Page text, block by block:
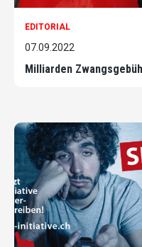
EDITORIAL
07.09.2022
Milliarden